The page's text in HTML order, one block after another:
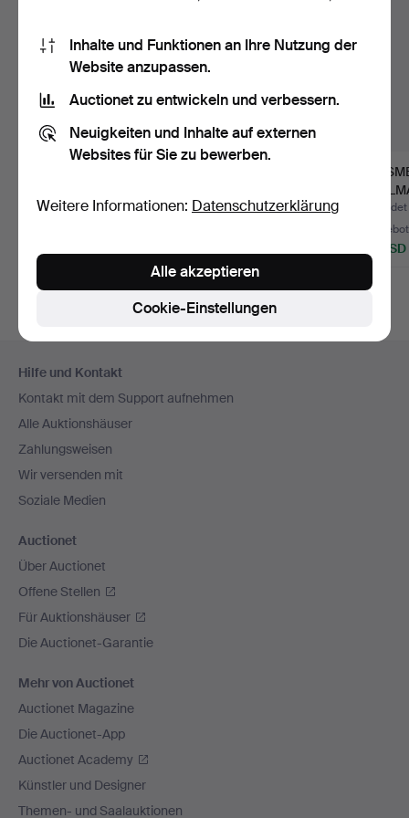
Seemannsa…
Beendet 21. Jun 2026
Baumwolle.
Beendet 10. Jun 2026
10
74 USD
Navigation
Hilfe und Kontakt
Kontakt mit dem Support aufnehmen
Alle Auktionshäuser
Zahlungsweisen
Wir versenden mit
Soziale Medien
Auctionet
Über Auctionet
Offene Stellen
Für Auktionshäuser
Die Auctionet-Garantie
Mehr von Auctionet
Auctionet Magazine
Die Auctionet-App
Auctionet Academy
Künstler und Designer
Themen- und Saalauktionen
Inhalte und Funktionen an Ihre Nutzung der
Website anzupassen.
Auctionet zu entwickeln und verbessern.
Neuigkeiten und Inhalte auf externen
Websites für Sie zu bewerben.
Weitere Informationen: Datenschutzerklärung
Cookie-Einstellungen
Alle akzeptieren